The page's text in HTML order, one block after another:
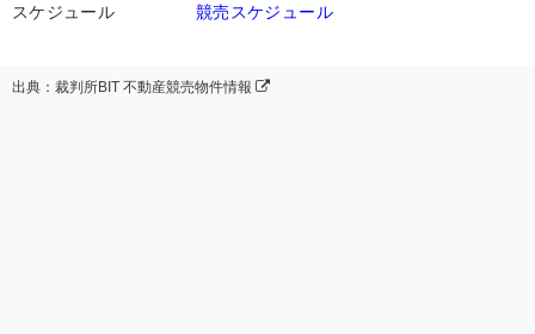
スケジュール
競売スケジュール
出典：裁判所BIT 不動産競売物件情報